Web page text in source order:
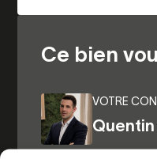
Ce bien
VOTRE
Quentin